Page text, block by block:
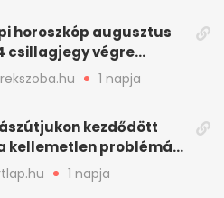
horoszkóp augusztus
csillagjegy végre
napot fog ki
1 napja
kezdődött
kellemetlen problémája
mentették meg a
utazást
1 napja